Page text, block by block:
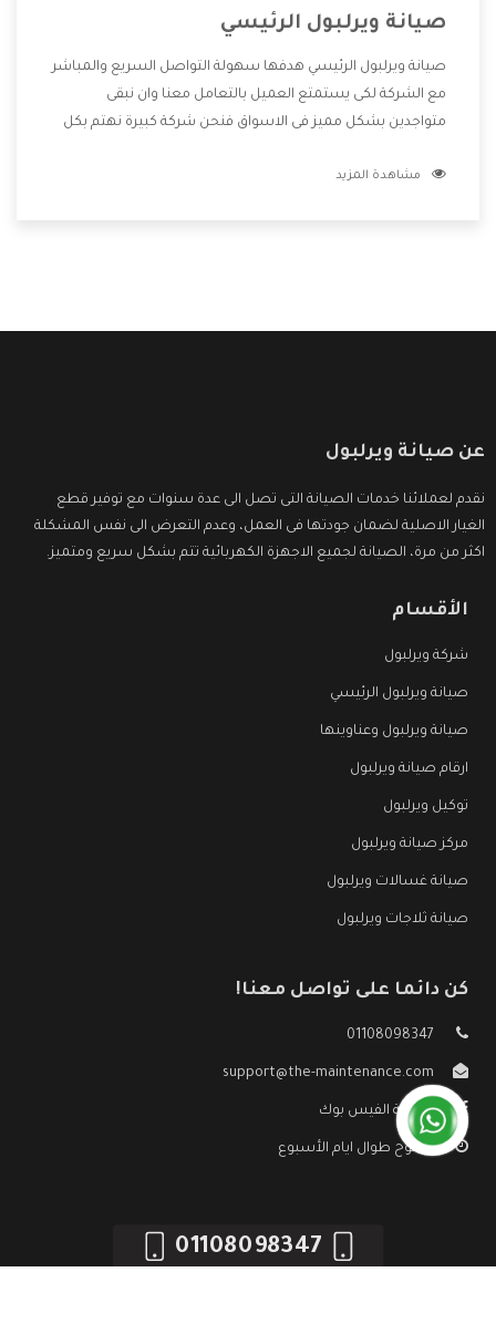
صيانة ويرلبول الرئيسي
صيانة ويرلبول الرئيسي هدفها سهولة التواصل السريع والمباشر
مع الشركة لكى يستمتع العميل بالتعامل معنا وان نبقى
متواجدين بشكل مميز فى الاسواق فنحن شركة كبيرة نهتم بكل
الشركة بها والتى تكون منها خدمة الصيانة التى تكون من أهم
مشاهدة المزيد
عن صيانة ويرلبول
نقدم لعملائنا خدمات الصيانة التى تصل الى عدة سنوات مع توفير قطع
الغيار الاصلية لضمان جودتها فى العمل، وعدم التعرض الى نفس المشكلة
اكثر من مرة، الصيانة لجميع الاجهزة الكهربائية تتم بشكل سريع ومتميز.
الأقسام
شركة ويرلبول
صيانة ويرلبول الرئيسي
صيانة ويرلبول وعناوينها
ارقام صيانة ويرلبول
توكيل ويرلبول
مركز صيانة ويرلبول
صيانة غسالات ويرلبول
صيانة ثلاجات ويرلبول
كن دائما على تواصل معنا!
01108098347
support@the-maintenance.com
صفحة الفيس بوك
مفتوح طوال ايام الأسبوع
01108098347